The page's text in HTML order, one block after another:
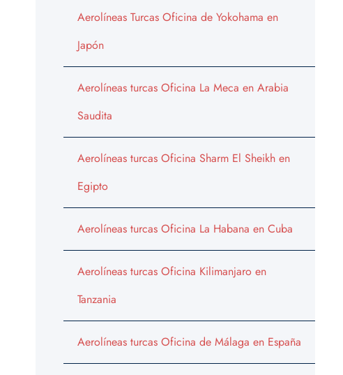
Aerolíneas Turcas Oficina de Yokohama en
Japón
Aerolíneas turcas Oficina La Meca en Arabia
Saudita
Aerolíneas turcas Oficina Sharm El Sheikh en
Egipto
Aerolíneas turcas Oficina La Habana en Cuba
Aerolíneas turcas Oficina Kilimanjaro en
Tanzania
Aerolíneas turcas Oficina de Málaga en España